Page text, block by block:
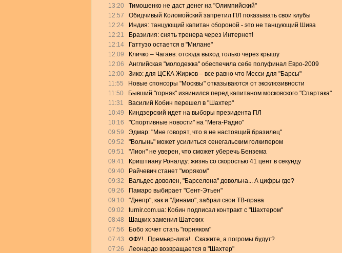
13:20
Тимошенко не даст денег на "Олимпийский"
12:57
Обидчивый Коломойский запретил ПЛ показывать свои клубы
12:24
Индия: танцующий капитан сбороной - это не танцующий Шива
12:21
Бразилия: снять тренера через Интернет!
12:14
Гаттузо остается в "Милане"
12:09
Кличко – Чагаев: отсюда выход только через крышу
12:06
Английская "молодежка" обеспечила себе полуфинал Евро-2009
12:00
Зико: для ЦСКА Жирков – все равно что Месси для "Барсы"
11:55
Новые спонсоры "Москвы" отказываются от эксклюзивности
11:50
Бывший "горняк" извинился перед капитаном московского "Спартака"
11:31
Василий Кобин перешел в "Шахтер"
10:49
Киндзерский идет на выборы президента ПЛ
10:16
"Спортивные новости" на "Мега-Радио"
09:59
Эдмар: "Мне говорят, что я не настоящий бразилец"
09:52
"Волынь" может усилиться сенегальским голкипером
09:51
"Лион" не уверен, что сможет уберечь Бензема
09:41
Криштиану Роналду: жизнь со скоростью 41 цент в секунду
09:40
Райчевич станет "моряком"
09:32
Вальдес доволен, "Барселона" довольна... А цифры где?
09:26
Памаро выбирает "Сент-Этьен"
09:10
"Днепр", как и "Динамо", забрал свои ТВ-права
09:02
turnir.com.ua: Кобин подписал контракт с "Шахтером"
08:48
Шацких заменил Шатских
07:56
Бобо хочет стать "горняком"
07:43
ФФУ!.. Премьер-лига!.. Скажите, а погромы будут?
07:26
Леонардо возвращается в "Шахтер"